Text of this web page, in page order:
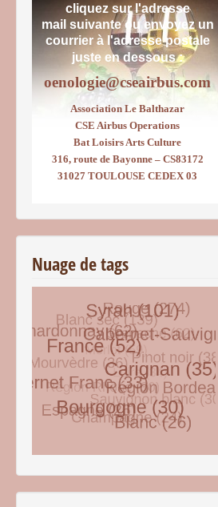
cliquez sur l'adresse
mail suivante ou envoyez un
courrierà l'adresse postale
juste en dessous :
oenologie@cseairbus.com
Association Le Balthazar
CSE Airbus Operations
Bat Loisirs Arts Culture
316, route de Bayonne – CS83172
31027 TOULOUSE CEDEX 03
Nuage de tags